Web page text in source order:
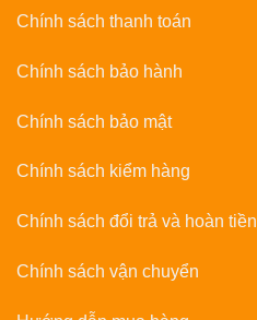
Chính sách thanh toán
Chính sách bảo hành
Chính sách bảo mật
Chính sách kiểm hàng
Chính sách đổi trả và hoàn tiền
Chính sách vận chuyển